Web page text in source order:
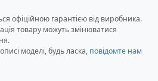
офіційною гарантією від виробника.
товару можуть змінюватися
моделі, будь ласка, повідомте нам